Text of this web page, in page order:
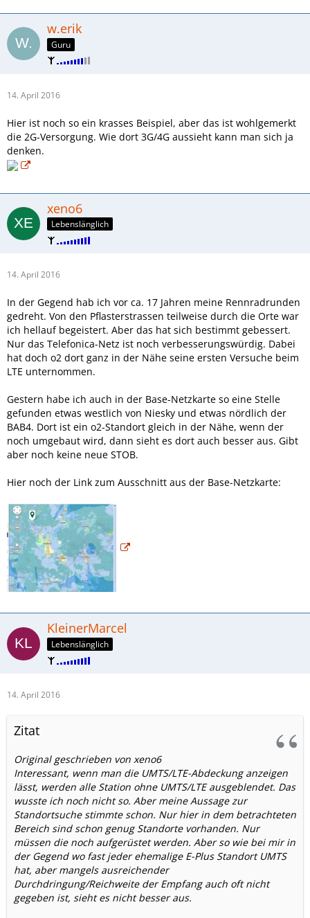
w.erik
Guru
14. April 2016
Hier ist noch so ein krasses Beispiel, aber das ist wohlgemerkt
die 2G-Versorgung. Wie dort 3G/4G aussieht kann man sich ja
denken.
xeno6
Lebenslänglich
14. April 2016
In der Gegend hab ich vor ca. 17 Jahren meine Rennradrunden
gedreht. Von den Pflasterstrassen teilweise durch die Orte war
ich hellauf begeistert. Aber das hat sich bestimmt gebessert.
Nur das Telefonica-Netz ist noch verbesserungswürdig. Dabei
hat doch o2 dort ganz in der Nähe seine ersten Versuche beim
LTE unternommen.
Gestern habe ich auch in der Base-Netzkarte so eine Stelle
gefunden etwas westlich von Niesky und etwas nördlich der
BAB4. Dort ist ein o2-Standort gleich in der Nähe, wenn der
noch umgebaut wird, dann sieht es dort auch besser aus. Gibt
aber noch keine neue STOB.
Hier noch der Link zum Ausschnitt aus der Base-Netzkarte:
KleinerMarcel
Lebenslänglich
14. April 2016
Zitat
Original geschrieben von xeno6
Interessant, wenn man die UMTS/LTE-Abdeckung anzeigen
lässt, werden alle Station ohne UMTS/LTE ausgeblendet. Das
wusste ich noch nicht so. Aber meine Aussage zur
Standortsuche stimmte schon. Nur hier in dem betrachteten
Bereich sind schon genug Standorte vorhanden. Nur
müssen die noch aufgerüstet werden. Aber so wie bei mir in
der Gegend wo fast jeder ehemalige E-Plus Standort UMTS
hat, aber mangels ausreichender
Durchdringung/Reichweite der Empfang auch oft nicht
gegeben ist, sieht es nicht besser aus.